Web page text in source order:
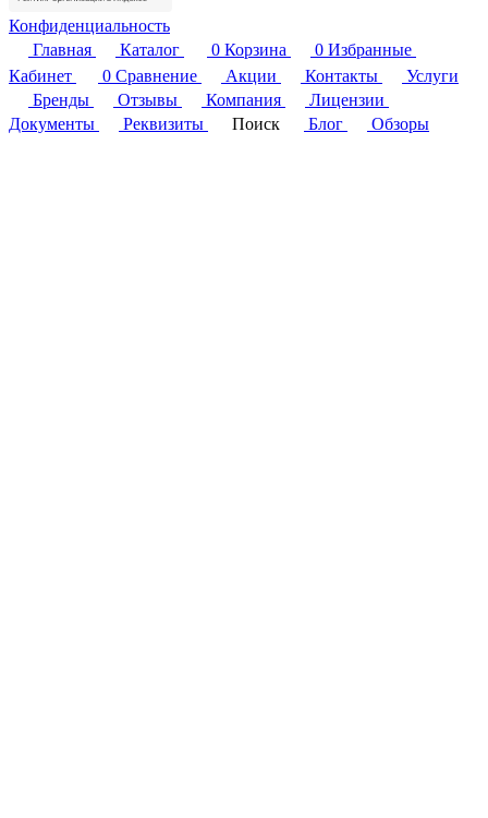
Конфиденциальность
Главная
Каталог 0 Корзина 0 Избранные
Кабинет
0 Сравнение Акции Контакты
Услуги
Бренды
Отзывы Компания
Лицензии
Документы
Реквизиты Поиск Блог Обзоры